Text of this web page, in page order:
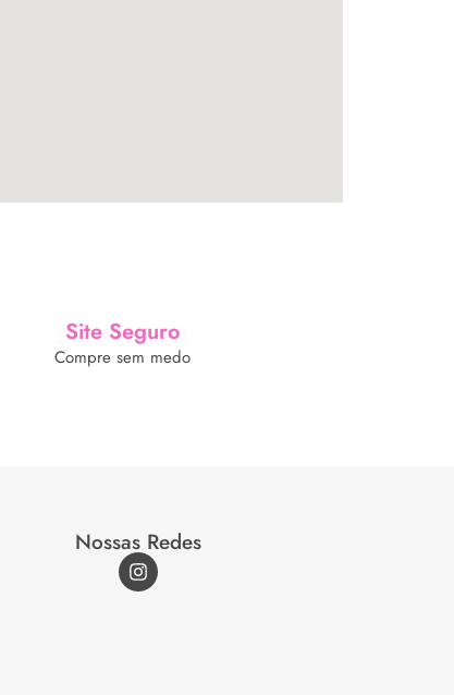
Site Seguro
Compre sem medo
Nossas Redes